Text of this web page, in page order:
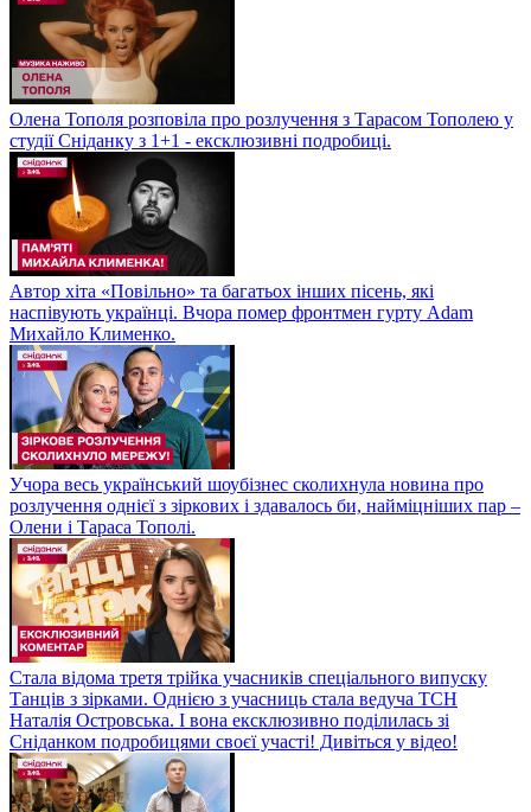
Олена Тополя розповіла про розлучення з Тарасом Тополею у
студії Сніданку з 1+1 - ексклюзивні подробиці.
Автор хіта «Повільно» та багатьох інших пісень, які
наспівують українці. Вчора помер фронтмен гурту Adam
Михайло Клименко.
Учора весь український шоубізнес сколихнула новина про
розлучення однієї з зіркових і здавалось би, найміцніших пар –
Олени і Тараса Тополі.
Стала відома третя трійка учасників спеціального випуску
Танців з зірками. Однією з учасниць стала ведуча ТСН
Наталія Островська. І вона ексклюзивно поділилась зі
Сніданком подробицями своєї участі! Дивіться у відео!